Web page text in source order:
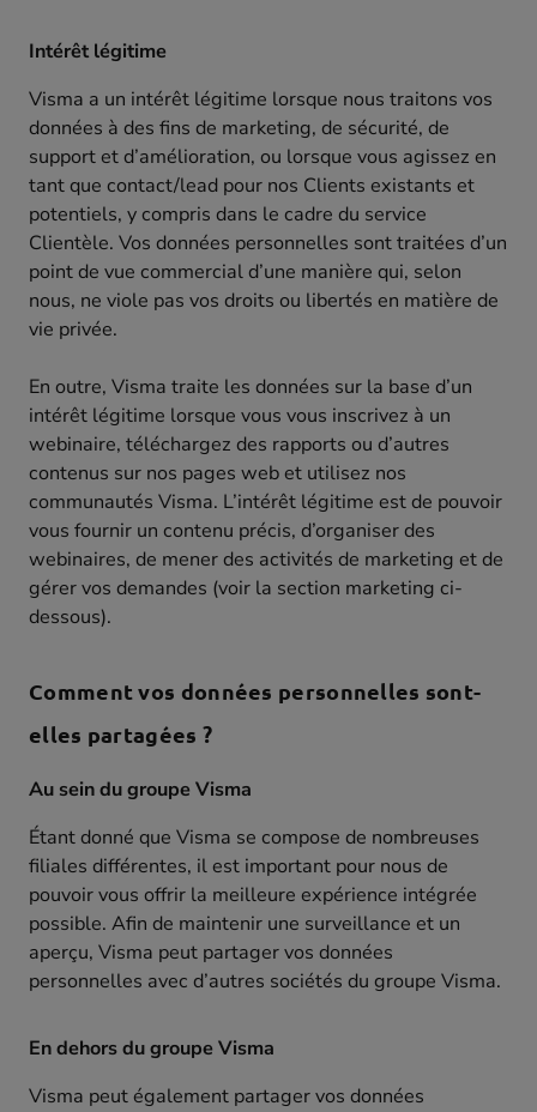
Intérêt légitime
Visma a un intérêt légitime lorsque nous traitons vos
données à des fins de marketing, de sécurité, de
support et d’amélioration, ou lorsque vous agissez en
tant que contact/lead pour nos Clients existants et
potentiels, y compris dans le cadre du service
Clientèle. Vos données personnelles sont traitées d’un
point de vue commercial d’une manière qui, selon
nous, ne viole pas vos droits ou libertés en matière de
vie privée.
En outre, Visma traite les données sur la base d’un
intérêt légitime lorsque vous vous inscrivez à un
webinaire, téléchargez des rapports ou d’autres
contenus sur nos pages web et utilisez nos
communautés Visma. L’intérêt légitime est de pouvoir
vous fournir un contenu précis, d’organiser des
webinaires, de mener des activités de marketing et de
gérer vos demandes (voir la section marketing ci-
dessous).
Comment vos données personnelles sont-
elles partagées ?
Au sein du groupe Visma
Étant donné que Visma se compose de nombreuses
filiales différentes, il est important pour nous de
pouvoir vous offrir la meilleure expérience intégrée
possible. Afin de maintenir une surveillance et un
aperçu, Visma peut partager vos données
personnelles avec d’autres sociétés du groupe Visma.
En dehors du groupe Visma
Visma peut également partager vos données